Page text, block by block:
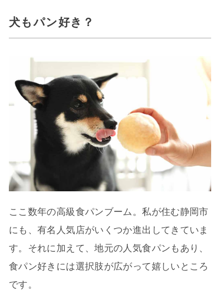
犬もパン好き？
ここ数年の高級食パンブーム。私が住む静岡市
にも、有名人気店がいくつか進出してきていま
す。それに加えて、地元の人気食パンもあり、
食パン好きには選択肢が広がって嬉しいところ
です。